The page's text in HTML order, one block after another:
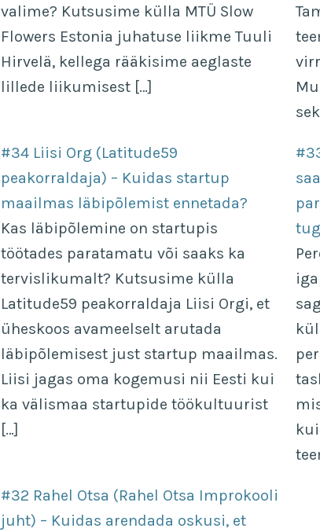
valime? Kutsusime külla MTÜ Slow
Flowers Estonia juhatuse liikme Tuuli
Hirvelä, kellega rääkisime aeglaste
lillede liikumisest […]
#34 Liisi Org (Latitude59
peakorraldaja) – Kuidas startup
maailmas läbipõlemist ennetada?
Kas läbipõlemine on startupis
töötades paratamatu või saaks ka
tervislikumalt? Kutsusime külla
Latitude59 peakorraldaja Liisi Orgi, et
üheskoos avameelselt arutada
läbipõlemisest just startup maailmas.
Liisi jagas oma kogemusi nii Eesti kui
ka välismaa startupide töökultuurist
[…]
#32 Rahel Otsa (Rahel Otsa Improkooli
juht) – Kuidas arendada oskusi, et